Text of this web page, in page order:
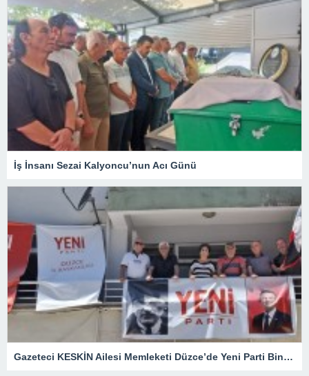
İş İnsanı Sezai Kalyoncu’nun Acı Günü
Gazeteci KESKİN Ailesi Memleketi Düzce’de Yeni Parti Binasını Ziyaret Etti